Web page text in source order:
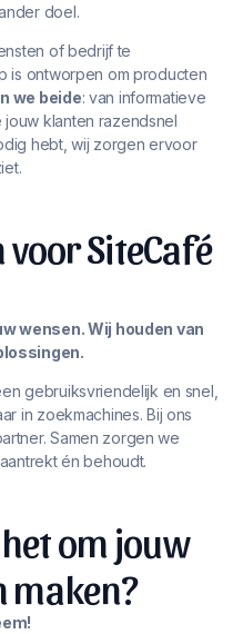
doel.
of bedrijf te
is ontworpen om producten
we beide: van informatieve
klanten razendsnel
hebt, wij zorgen ervoor
SiteCafé
wensen. Wij houden van
gebruiksvriendelijk en snel,
in zoekmachines. Bij ons
Samen zorgen we
én behoudt.
om jouw
maken?